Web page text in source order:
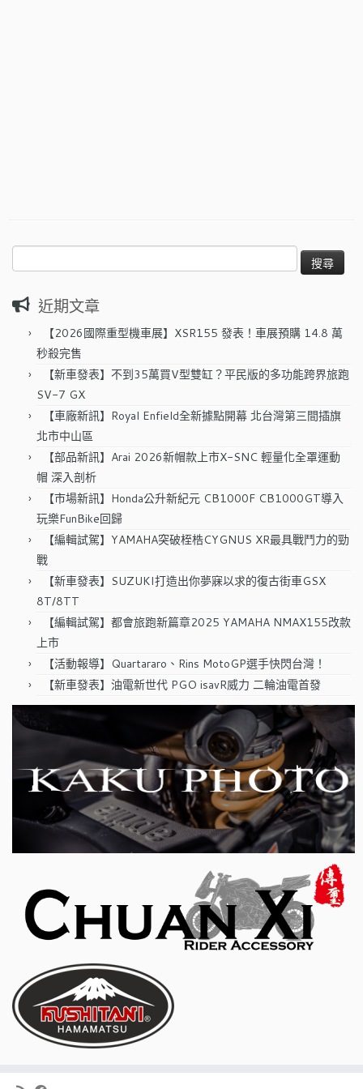
搜
尋
鍵
近期文章
【2026國際重型機車展】XSR155 發表！車展預購 14.8 萬
秒殺完售
【新車發表】不到35萬買V型雙缸？平民版的多功能跨界旅跑
SV-7 GX
【車廠新訊】Royal Enfield全新據點開幕 北台灣第三間插旗
北市中山區
【部品新訊】Arai 2026新帽款上市X-SNC 輕量化全罩運動
帽 深入剖析
【市場新訊】Honda公升新紀元 CB1000F CB1000GT導入
玩樂FunBike回歸
【編輯試駕】YAMAHA突破桎梏CYGNUS XR最具戰鬥力的勁
戰
【新車發表】SUZUKI打造出你夢寐以求的復古街車GSX
8T/8TT
【編輯試駕】都會旅跑新篇章2025 YAMAHA NMAX155改款
上市
【活動報導】Quartararo、Rins MotoGP選手快閃台灣！
【新車發表】油電新世代 PGO isavR威力 二輪油電首發